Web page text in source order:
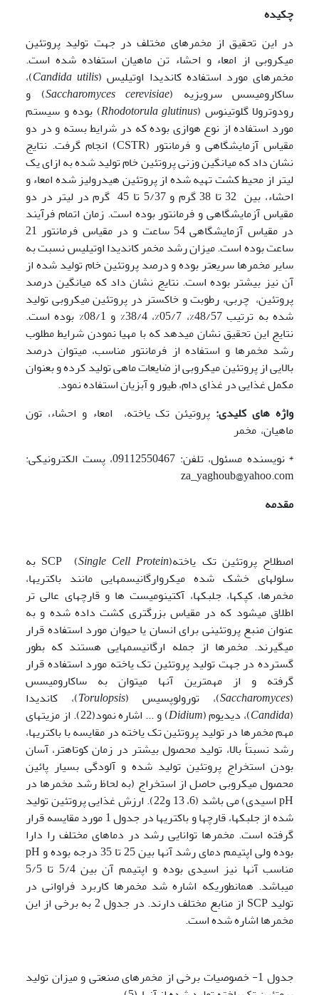
چکیده
در این تحقیق از مخمرهای مختلف در جهت تولید پروتئین
میکروبی از امعاء و احشاء تن ماهیان استفاده شده است.
مخمرهای مورد استفاده کاندیدا اوتیلیس (Candida utilis)،
ساکارومیسس سرویزیه (Saccharomyces cerevisiae) و
رودوترولا گلوتینوس (Rhodotorula glutinus) بوده و سیستم
مورد استفاده از نوع هوازی بوده که در شرایط بسته و در دو
مقیاس آزمایشگاهی و فرمانتور (CSTR) انجام گرفت. نتایج
نشان داد که میانگین وزنی پروتئین خام تولید شده به ازای یک
لیتر از محیط کشت تهیه شده از پروتئین هیدرولیز شده امعاء و
احشاء، بین 32 تا 38 گرم و 5/37 تا 45 گرم در لیتر در دو
مقیاس آزمایشگاهی و فرمانتور بوده است. زمان اتمام فرآیند
در مقیاس آزمایشگاهی 54 ساعت و در مقیاس فرمانتور 21
ساعت بوده است. میزان رشد مخمر کاندیدا اوتیلیس نسبت به
سایر مخمرها سریعتر بوده و درصد پروتئین خام تولید شده از
آن نیز بیشتر بوده است. نتایج نشان داد که میانگین درصد
پروتئین، چربی، رطوبت و خاکستر در پروتئین میکروبی تولید
شده به ترتیب 48/57%، 05/7%، 38/4% و 08/1% بوده است.
نتایج این تحقیق نشان میدهد که با مهیا نمودن شرایط مطلوب
رشد مخمرها و استفاده از فرمانتور مناسب، میتوان درصد
بالایی از پروتئین میکروبی از ضایعات ماهی تولید کرده و بعنوان
مکمل غذایی در غذای دام، طیور و آبزیان استفاده نمود.
واژه های کلیدی: پروتیئن تک یاخته، امعاء و احشاء، تون
ماهیان، مخمر
*
نویسنده مسئول، تلفن: 09112550467، پست الکترونیکی:
za_yaghoub@yahoo.com
مقدمه
اصطلاح پروتئین تک یاختهSCP ( Single Cell Protein
) به
سلولهای خشک شده میکروارگانیسمهایی مانند باکتریها،
مخمرها، کپکها، جلبکها، آکتینومیست ها و قارچهای عالی تر
اطلاق میشود که در مقیاس بزرگتری کشت داده شده و به
عنوان منبع پروتئینی برای انسان یا حیوان مورد استفاده قرار
میگیرند. مخمرها از جمله ارگانیسمهایی هستند که بطور
گسترده در جهت تولید پروتئین تک یاخته مورد استفاده قرار
گرفته و از مهمترین آنها میتوان به ساکارومیسس
(
Saccharomyces)، تورولوپسیس (Torulopsis)، کاندیدا
(
Candida)، دیدیوم (Didium
) و ... اشاره نمود(22). از مزیتهای
مهم مخمرها در تولید پروتئین تک یاخته در مقایسه با باکتریها،
رشد نسبتاً بالا، تولید محصول بیشتر در زمان کوتاهتر، آسان
بودن استخراج پروتئین تولید شده و آلودگی بسیار پائین
محصول میکروبی حاصل از استخراج (به لحاظ رشد مخمرها در
pH اسیدی) می باشد (6، 13 و22). ارزش غذایی پروتئین تولید
شده از جلبکها، قارچها و باکتریها در جدول 1 مورد مقایسه قرار
گرفته است. مخمرها توانایی رشد در دماهای مختلف را دارا
بوده ولی اپتیمم دمای رشد آنها بین 25 تا 35 درجه بوده و pH
مناسب آنها نیز اسیدی بوده و اپتیمم آن بین 5/4 تا 5/5
میباشد. همانطوریکه اشاره شد مخمرها کاربرد فراوانی در
تولید SCP از منابع مختلف دارند. در جدول 2 به برخی از این
مخمرها اشاره شده است.
جدول 1- خصوصیات برخی از مخمرهای صنعتی و میزان تولید